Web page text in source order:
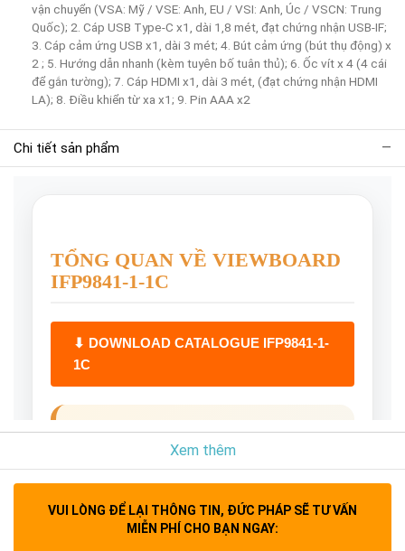
vận chuyển (VSA: Mỹ / VSE: Anh, EU / VSI: Anh, Úc / VSCN: Trung
Quốc); 2. Cáp USB Type-C x1, dài 1,8 mét, đạt chứng nhận USB-IF;
3. Cáp cảm ứng USB x1, dài 3 mét; 4. Bút cảm ứng (bút thụ động) x
2 ; 5. Hướng dẫn nhanh (kèm tuyên bố tuân thủ); 6. Ốc vít x 4 (4 cái
để gắn tường); 7. Cáp HDMI x1, dài 3 mét, (đạt chứng nhận HDMI
LA); 8. Điều khiển từ xa x1; 9. Pin AAA x2
Chi tiết sản phẩm
TỔNG QUAN VỀ VIEWBOARD
IFP9841-1-1C
⬇ DOWNLOAD CATALOGUE IFP9841-1-
1C
ViewSonic ViewBoard IFP9841-
1-1C(thuộc dòngIFP41-1-1C Series) là
đến hiệu suất giảng dạy vượt trội cùng trải
Xem thêm
VUI LÒNG ĐỂ LẠI THÔNG TIN, ĐỨC PHÁP SẼ TƯ VẤN
MIỄN PHÍ CHO BẠN NGAY: